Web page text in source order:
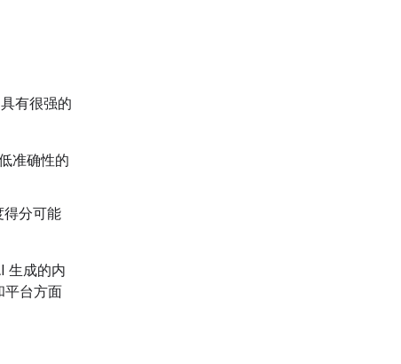
有很强的
准确性的
得分可能
生成的内
平台方面